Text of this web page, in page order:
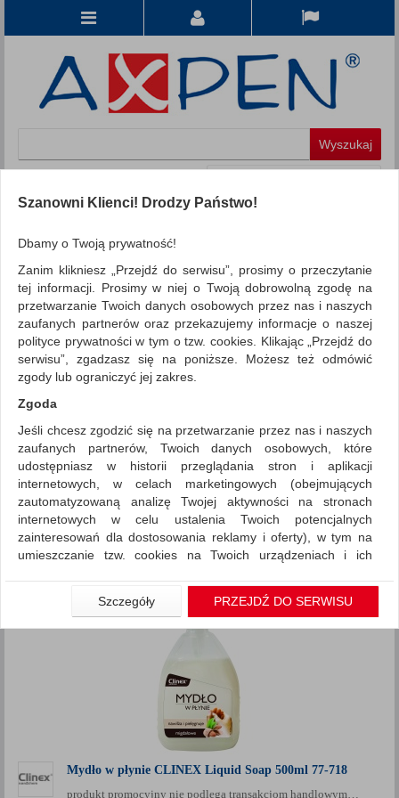
WSZYSTKIE KATEGORIE
FILTRY
Więcej
REKLAMA
AKTUALNOŚCI
~ Nagrody Promocje
ZNALEZIONYCH PRODUKTÓW: 1 Porównaj (0)
Sortuj po Standardowe
Siatka Lista
Mydło w płynie CLINEX Liquid Soap 500ml 77-718
produkt promocyjny nie podlega transakcjom handlowym…
Szanowni Klienci! Drodzy Państwo!
Dbamy o Twoją prywatność!
Zanim klikniesz „Przejdź do serwisu”, prosimy o przeczytanie
tej informacji. Prosimy w niej o Twoją dobrowolną zgodę na
przetwarzanie Twoich danych osobowych przez nas i naszych
zaufanych partnerów oraz przekazujemy informacje o naszej
polityce prywatności w tym o tzw. cookies. Klikając „Przejdź do
serwisu”, zgadzasz się na poniższe. Możesz też odmówić
zgody lub ograniczyć jej zakres.
Zgoda
Jeśli chcesz zgodzić się na przetwarzanie przez nas i naszych
zaufanych partnerów, Twoich danych osobowych, które
udostępniasz w historii przeglądania stron i aplikacji
internetowych, w celach marketingowych (obejmujących
zautomatyzowaną analizę Twojej aktywności na stronach
internetowych w celu ustalenia Twoich potencjalnych
zainteresowań dla dostosowania reklamy i oferty), w tym na
umieszczanie tzw. cookies na Twoich urządzeniach i ich
Jeśli nie chcesz wyrazić zgody lub ograniczyć jej zakres, kliknij
„Szczegóły”, gdzie znajdziesz wszelkie informacje o tym jak to
zrobić . Te same informacje znajdziesz także na podstronie z
W przypadku użytkowników zalogowanych, aby umożliwić
prawidłową realizację Umowy z Państwem i związane z tym
prawidłowe działanie naszej strony www, a w szczególności
np. wysłanie potwierdzenia zamówienia na Państwa email lub
wyświetlenie Państwu prawidłowych informacji o promocjach
czy cenach indywidualnych, ważna jest Państwa wcześniejsza
zgoda której udzieliliście podczas zakładania konta.
Szczegóły PRZEJDŹ DO SERWISU